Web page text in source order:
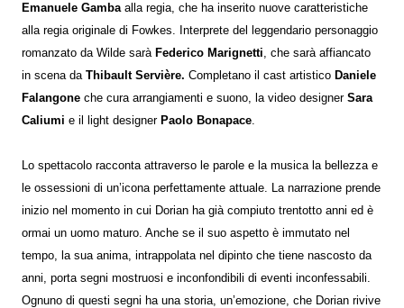
Emanuele Gamba alla regia, che ha inserito nuove caratteristiche
alla regia originale di Fowkes.
Interprete del leggendario personaggio
romanzato da Wilde sarà Federico Marignetti , che sarà affiancato
in scena da Thibault Servière. Completano il cast artistico Daniele
Falangone che cura arrangiamenti e suono, la video designer Sara
Caliumi e il light designer Paolo Bonapace
Lo spettacolo racconta attraverso le parole e la musica la bellezza e
le ossessioni di un’icona perfettamente attuale. La narrazione prende
inizio nel momento in cui Dorian ha già compiuto trentotto anni ed è
ormai un uomo maturo. Anche se il suo aspetto è immutato nel
tempo, la sua anima, intrappolata nel dipinto che tiene nascosto da
anni, porta segni mostruosi e inconfondibili di eventi inconfessabili.
Ognuno di questi segni ha una storia, un’emozione, che Dorian rivive